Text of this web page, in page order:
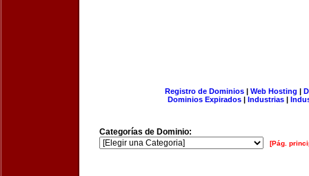
Registro de Dominios| Web Hosting |
Dominios Expirados | Industrias |
Categorías de Dominio:
[Pág.